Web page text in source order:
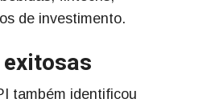
de investimento.
também identificou